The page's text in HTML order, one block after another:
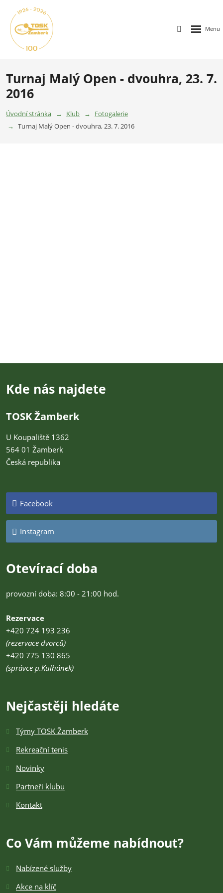
Turnaj Malý Open - dvouhra, 23. 7.
2016
Úvodní stránka Klub
Fotogalerie
Turnaj Malý Open - dvouhra, 23. 7. 2016
Kde nás najdete
TOSK Žamberk
U Koupaliště 1362
564 01 Žamberk
Česká republika
Facebook
Instagram
Otevírací doba
provozní doba: 8:00 - 21:00 hod.
Rezervace
+420 724 193 236
(rezervace dvorců)
+420 775 130 865
(správce p.Kulhánek)
Nejčastěji hledáte
Týmy TOSK Žamberk
Rekreační tenis
Novinky
Partneři klubu
Kontakt
Co Vám můžeme nabídnout?
Nabízené služby
Akce na klíč